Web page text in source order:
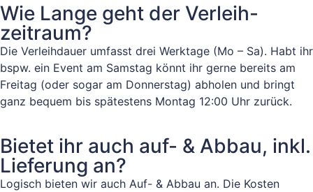
Wie Lange geht der Verleih-
zeitraum?
Die Verleihdauer umfasst drei Werktage (Mo – Sa). Habt ihr
bspw. ein Event am Samstag könnt ihr gerne bereits am
Freitag (oder sogar am Donnerstag) abholen und bringt
ganz bequem bis spätestens Montag 12:00 Uhr zurück.
Bietet ihr auch auf- & Abbau, inkl.
Lieferung an?
Logisch bieten wir auch Auf- & Abbau an. Die Kosten